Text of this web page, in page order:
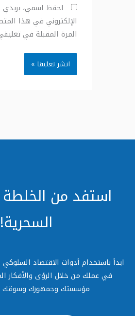
احفظ اسمي، بريدي
الإلكتروني في هذا
المرة المقبلة في تعليقي.
استفد من الخلطة
السحرية!
باستخدام أدوات الاقتصاد السلوكي
في عملك من خلال الرؤى والأفكار
مؤسستك وجمهورك وسوقك